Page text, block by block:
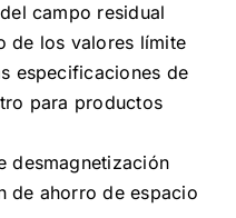
campo residual
de los valores límite
especificaciones de
para productos
desmagnetización
de ahorro de espacio